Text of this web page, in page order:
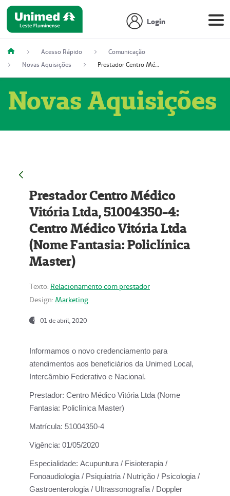
Login
Acesso Rápido
Comunicação
Novas Aquisições
Prestador Centro Médico Vitória Ltda, 51004350-4: Centro Médico Vitória Ltda (Nome Fantasia: Policlínica Master)
Novas Aquisições
Prestador Centro Médico
Vitória Ltda, 51004350-4:
Centro Médico Vitória Ltda
(Nome Fantasia: Policlínica
Master)
Texto: Relacionamento com prestador
Design: Marketing
01 de abril, 2020
Informamos o novo credenciamento para
atendimentos aos beneficiários da Unimed Local,
Intercâmbio Federativo e Nacional.
Prestador: Centro Médico Vitória Ltda (Nome
Fantasia: Policlínica Master)
Matrícula: 51004350-4
Vigência: 01/05/2020
Especialidade: Acupuntura / Fisioterapia /
Fonoaudiologia / Psiquiatria / Nutrição / Psicologia /
Gastroenterologia / Ultrassonografia / Doppler